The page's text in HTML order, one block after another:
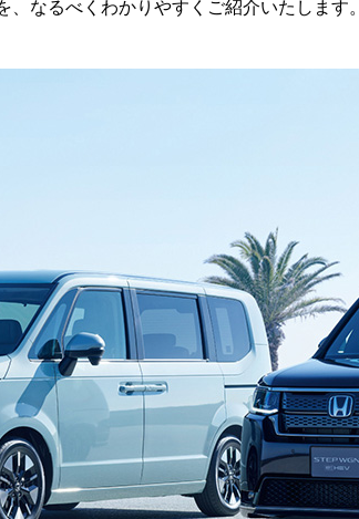
なるべくわかりやすくご紹介いたします。